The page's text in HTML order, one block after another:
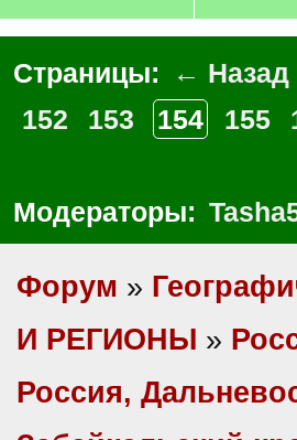
Страницы: ← Назад
152
153 154 155
Модераторы:
Форум »
И РЕГИОНЫ »
Россия,